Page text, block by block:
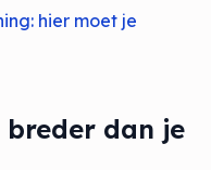
hier moet je
dan je